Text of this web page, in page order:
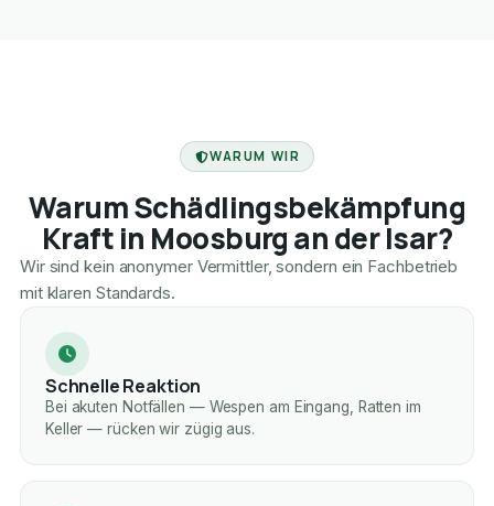
WARUM WIR
Warum Schädlingsbekämpfung
Kraft in Moosburg an der Isar?
Wir sind kein anonymer Vermittler, sondern ein Fachbetrieb
mit klaren Standards.
Schnelle Reaktion
Bei akuten Notfällen — Wespen am Eingang, Ratten im
Keller — rücken wir zügig aus.